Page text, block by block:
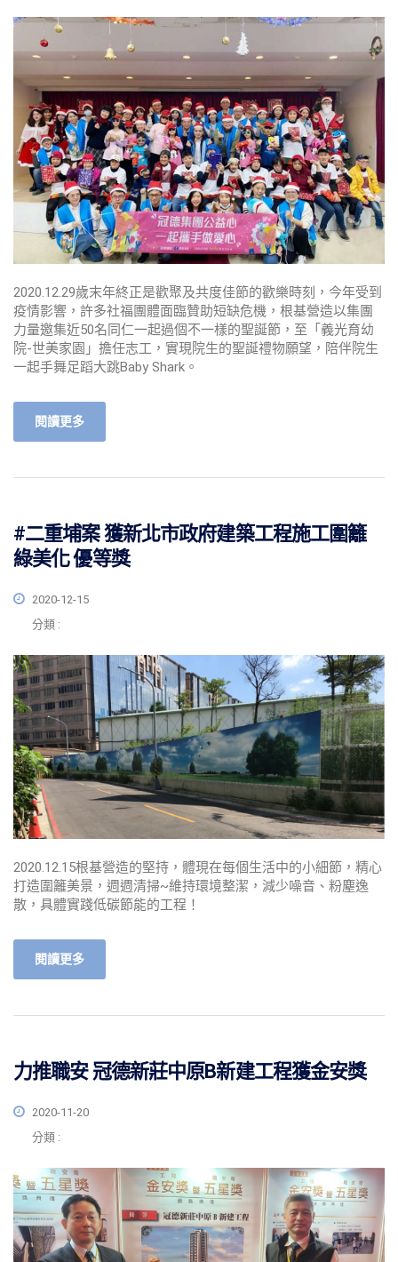
2020.12.29歲末年終正是歡聚及共度佳節的歡樂時刻，今年受到
疫情影響，許多社福團體面臨贊助短缺危機，根基營造以集團
力量邀集近50名同仁一起過個不一樣的聖誕節，至「義光育幼
院-世美家園」擔任志工，實現院生的聖誕禮物願望，陪伴院生
一起手舞足蹈大跳Baby Shark。
閱讀更多
#二重埔案 獲新北市政府建築工程施工圍籬
綠美化 優等獎
2020-12-15
分類 :
2020.12.15根基營造的堅持，體現在每個生活中的小細節，精心
打造圍籬美景，週週清掃~維持環境整潔，減少噪音、粉塵逸
散，具體實踐低碳節能的工程！
閱讀更多
力推職安 冠德新莊中原B新建工程獲金安獎
2020-11-20
分類 :